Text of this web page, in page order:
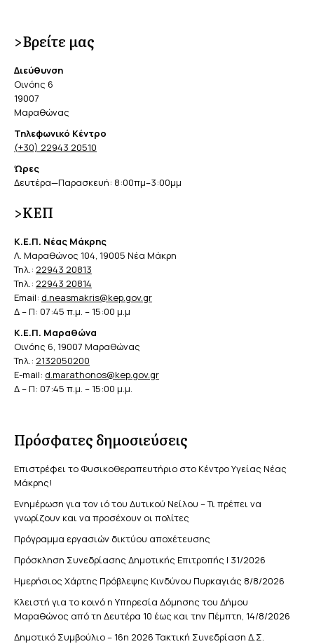
>Βρείτε μας
Διεύθυνση
Οινόης 6
19007
Μαραθώνας
Τηλεφωνικό Κέντρο
(+30) 22943 20510
Ώρες
Δευτέρα—Παρασκευή: 8:00πμ–3:00μμ
>ΚΕΠ
Κ.Ε.Π. Νέας Μάκρης
Λ. Μαραθώνος 104, 19005 Νέα Μάκρη
Τηλ.: 22943 20813
Τηλ.: 22943 20814
Email: d.neasmakris@kep.gov.gr
Δ – Π: 07:45 π.μ. – 15:00 μ.μ
Κ.Ε.Π. Μαραθώνα
Οινόης 6, 19007 Μαραθώνας
Τηλ.: 2132050200
E-mail: d.marathonos@kep.gov.gr
Δ – Π: 07:45 π.μ. – 15:00 μ.μ.
Πρόσφατες δημοσιεύσεις
Επιστρέφει το Φυσικοθεραπευτήριο στο Κέντρο Υγείας Νέας
Μάκρης!
Ενημέρωση για τον ιό του Δυτικού Νείλου – Τι πρέπει να
γνωρίζουν και να προσέχουν οι πολίτες
Πρόγραμμα εργασιών δικτύου αποχέτευσης
Πρόσκληση Συνεδρίασης Δημοτικής Επιτροπής | 31/2026
Ημερήσιος Χάρτης Πρόβλεψης Κινδύνου Πυρκαγιάς 8/8/2026
Κλειστή για το κοινό η Υπηρεσία Δόμησης του Δήμου
Μαραθώνος από τη Δευτέρα 10 έως και την Πέμπτη, 14/8/2026
Δημοτικό Συμβούλιο – 16η 2026 Τακτική Συνεδρίαση Δ.Σ.